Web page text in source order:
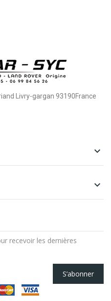
Livry-gargan 93190France


recevoir les dernières
S’abonner